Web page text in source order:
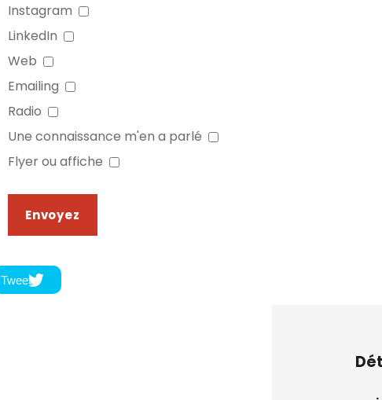
Instagram
LinkedIn
Web
Emailing
Radio
Une connaissance m'en a parlé
Flyer ou affiche
Tweet